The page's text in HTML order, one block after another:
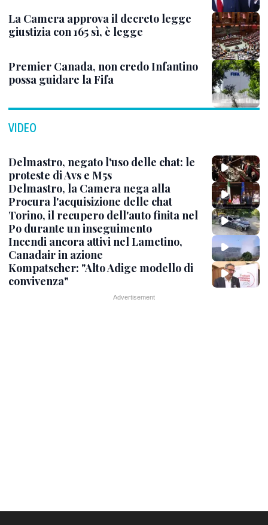
La Camera approva il decreto legge
giustizia con 165 sì, è legge
Premier Canada, non credo Infantino
possa guidare la Fifa
VIDEO
Delmastro, negato l'uso delle chat: le
proteste di Avs e M5s
Delmastro, la Camera nega alla
Procura l'acquisizione delle chat
Torino, il recupero dell'auto finita nel
Po durante un inseguimento
Incendi ancora attivi nel Lametino,
Canadair in azione
Kompatscher: "Alto Adige modello di
convivenza"